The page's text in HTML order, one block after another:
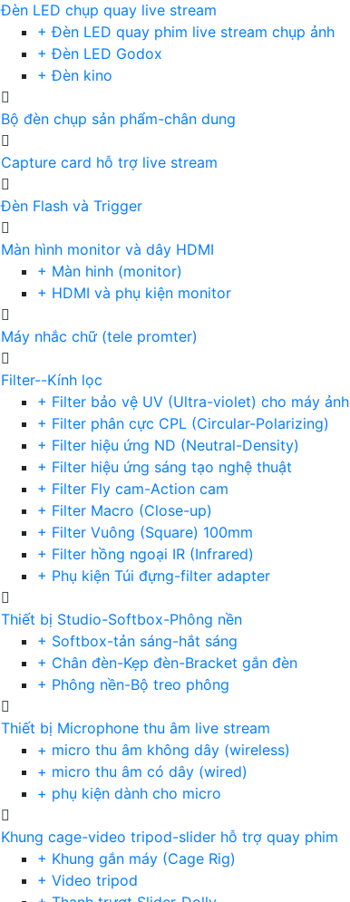
Đèn LED chụp quay live stream
+ Đèn LED quay phim live stream chụp ảnh
+ Đèn LED Godox
+ Đèn kino
Bộ đèn chụp sản phẩm-chân dung
Capture card hỗ trợ live stream
Đèn Flash và Trigger
Màn hình monitor và dây HDMI
+ Màn hinh (monitor)
+ HDMI và phụ kiện monitor
Máy nhắc chữ (tele promter)
Filter--Kính lọc
+ Filter bảo vệ UV (Ultra-violet) cho máy ảnh
+ Filter phân cực CPL (Circular-Polarizing)
+ Filter hiệu ứng ND (Neutral-Density)
+ Filter hiệu ứng sáng tạo nghệ thuật
+ Filter Fly cam-Action cam
+ Filter Macro (Close-up)
+ Filter Vuông (Square) 100mm
+ Filter hồng ngoại IR (Infrared)
+ Phụ kiện Túi đựng-filter adapter
Thiết bị Studio-Softbox-Phông nền
+ Softbox-tản sáng-hắt sáng
+ Chân đèn-Kẹp đèn-Bracket gắn đèn
+ Phông nền-Bộ treo phông
Thiết bị Microphone thu âm live stream
+ micro thu âm không dây (wireless)
+ micro thu âm có dây (wired)
+ phụ kiện dành cho micro
Khung cage-video tripod-slider hỗ trợ quay phim
+ Khung gắn máy (Cage Rig)
+ Video tripod